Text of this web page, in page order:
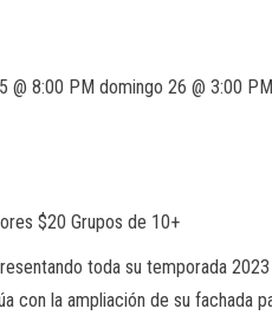
@ 8:00 PM domingo 26 @ 3:00 PM
$20 Grupos de 10+
toda su temporada
con la ampliación de su fachada